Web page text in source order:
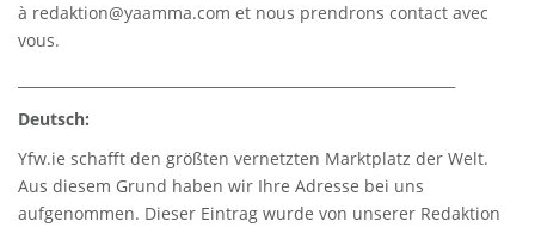
à redaktion@yaamma.com et nous prendrons contact avec
vous.
Deutsch:
Yfw.ie schafft den größten vernetzten Marktplatz der Welt.
Aus diesem Grund haben wir Ihre Adresse bei uns
aufgenommen. Dieser Eintrag wurde von unserer Redaktion